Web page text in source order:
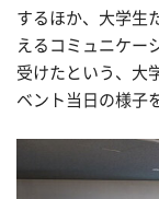
するほか、大学生
えるコミュニケー
受けたという、大
ベント当日の様子